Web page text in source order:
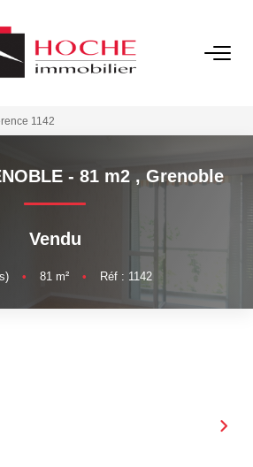
NOTRE AGENCE
1142
- 81 m2 , Grenoble
Vendu
• 81 m² • Réf : 1142